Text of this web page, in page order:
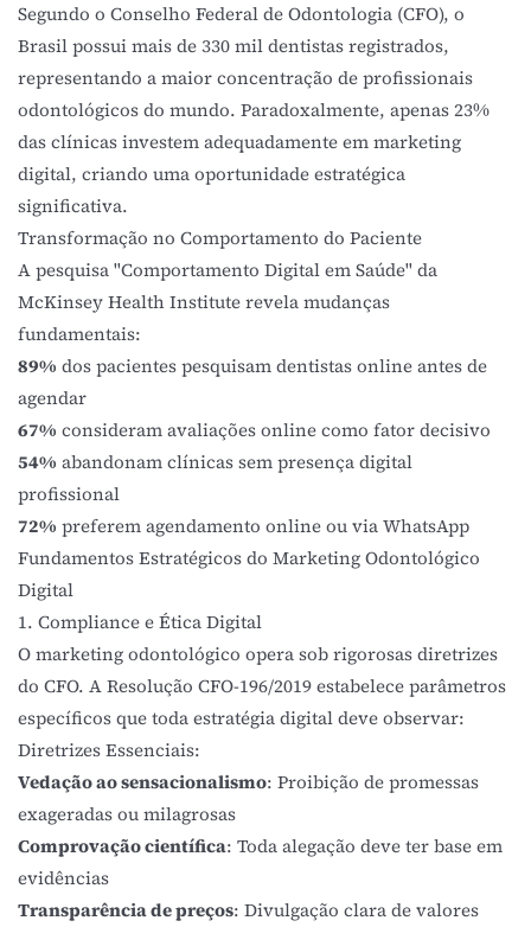
Segundo o Conselho Federal de Odontologia (CFO), o
Brasil possui mais de 330 mil dentistas registrados,
representando a maior concentração de profissionais
odontológicos do mundo. Paradoxalmente, apenas 23%
das clínicas investem adequadamente em marketing
digital, criando uma oportunidade estratégica
significativa.
Transformação no Comportamento do Paciente
A pesquisa "Comportamento Digital em Saúde" da
McKinsey Health Instituterevela mudanças
fundamentais:
89% dos pacientes pesquisam dentistas online antes de
agendar
67% consideram avaliações online como fator decisivo
54% abandonam clínicas sem presença digital
profissional
72% preferem agendamento online ou via WhatsApp
Fundamentos Estratégicos do Marketing Odontológico
Digital
1. Compliance e Ética Digital
O marketing odontológico opera sob rigorosas diretrizes
do CFO. AResolução CFO-196/2019estabelece parâmetros
específicos que toda estratégia digital deve observar:
Diretrizes Essenciais:
Vedação ao sensacionalismo: Proibição de promessas
exageradas ou milagrosas
Comprovação científica: Toda alegação deve ter base em
evidências
Transparência de preços: Divulgação clara de valores